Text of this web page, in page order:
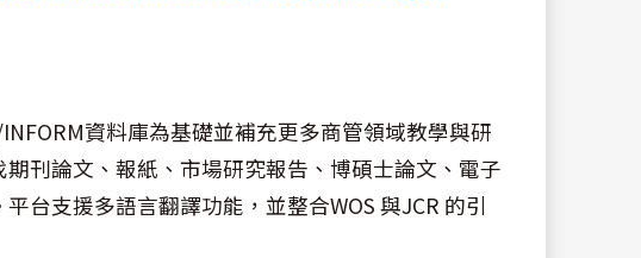
資料庫為基礎並補充更多商管領域教學與研
刊論文、報紙、市場研究報告、博碩士論文、電子
台支援多語言翻譯功能，並整合WOS 與JCR 的引